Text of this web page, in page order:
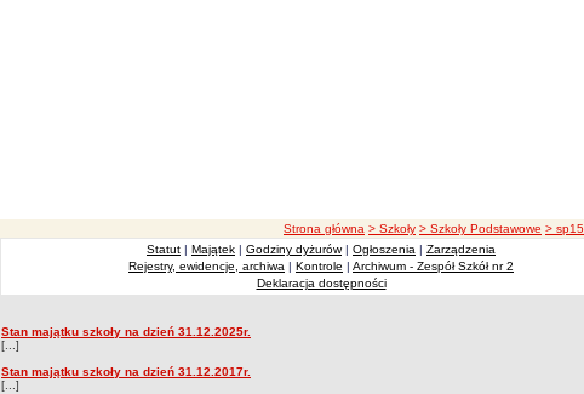
ścieżka nawigacji
Strona główna > Szkoły > Szkoły Podstawowe > sp15
Statut | Majątek | Godziny dyżurów| Ogłoszenia | Zarządzenia
Rejestry, ewidencje, archiwa | Kontrole | Archiwum - Zespół Szkół nr 2
Deklaracja dostępności
Majątek
Stan majątku szkoły na dzień 31.12.2025r.
[...]
Stan majątku szkoły na dzień 31.12.2017r.
[...]